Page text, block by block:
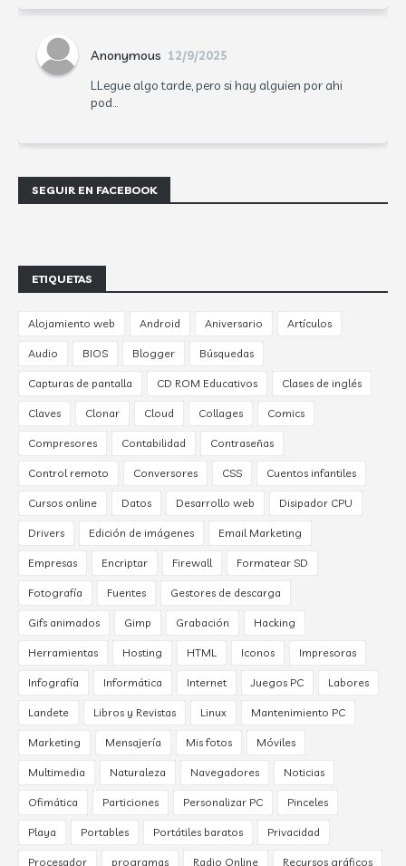
Anonymous 12/9/2025
LLegue algo tarde, pero si hay alguien por ahi
pod...
SEGUIR EN FACEBOOK
ETIQUETAS
Alojamiento web Android Aniversario Artículos
Audio BIOS Blogger Búsquedas
Capturas de pantalla CD ROM Educativos Clases de inglés
Claves Clonar Cloud Collages Comics
Compresores Contabilidad Contraseñas
Control remoto Conversores CSS Cuentos infantiles
Cursos online Datos Desarrollo web Disipador CPU
Drivers Edición de imágenes Email Marketing
Empresas Encriptar Firewall Formatear SD
Fotografía Fuentes Gestores de descarga
Gifs animados Gimp Grabación Hacking
Herramientas Hosting HTML Iconos Impresoras
Infografía Informática Internet Juegos PC Labores
Landete Libros y Revistas Linux Mantenimiento PC
Marketing Mensajería Mis fotos Móviles
Multimedia Naturaleza Navegadores Noticias
Ofimática Particiones Personalizar PC Pinceles
Playa Portables Portátiles baratos Privacidad
Procesador programas Radio Online Recursos gráficos